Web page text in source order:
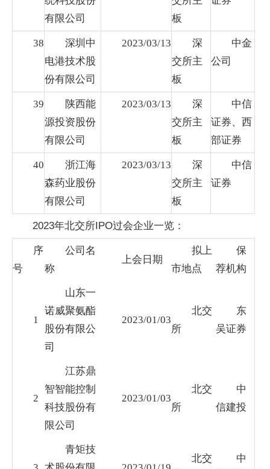
有限公司
板
38
深圳中
电港技术股
份有限公司
2023/03/13
深
交所主
板
中金
公司
39
陕西能
源投资股份
有限公司
2023/03/13
深
交所主
板
中信
证券、西
部证券
40
浙江海
森药业股份
有限公司
2023/03/13
深
交所主
板
中信
证券
2023年北交所IPO过会企业一览：
序
号
公司名
称
上会日期
拟上
市地点
保
荐机构
1
山东一
诺威聚氨酯
股份有限公
司
2023/01/03
北交
所
东
吴证券
2
江苏鼎
智智能控制
科技股份有
限公司
2023/01/03
北交
所
中
信建投
青矩技
北交
中